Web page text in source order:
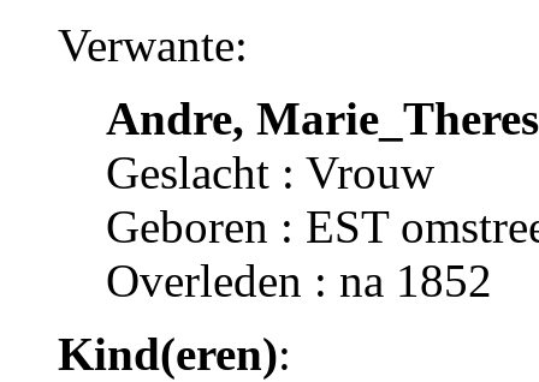
Verwante:
Andre,
Geslacht : Vrouw
Geboren : EST
Overleden : na 1852
Kind(eren):